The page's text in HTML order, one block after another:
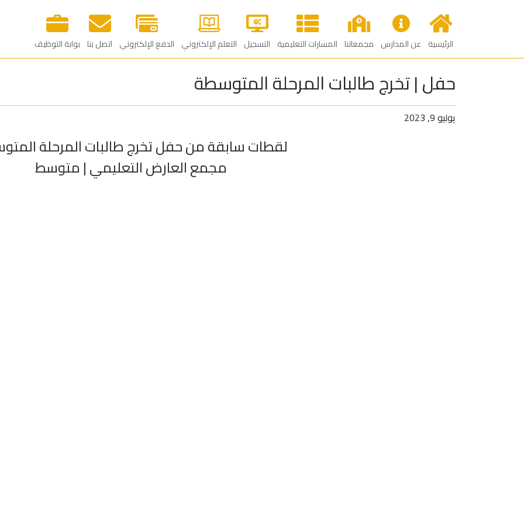
الرئيسية عن المدارس مجمعاتنا المسارات التعليمية التسجيل التعلم الإلكتروني الدفع الإلكتروني اتصل بنا بوابة التوظيف‎
حفل | تخرج طالبات المرحلة المتوسطة
يوليو 9, 2023
لقطات سابقة من حفل تخرج طالبات المرحلة
مجمع العارض التعليمي | متوسط